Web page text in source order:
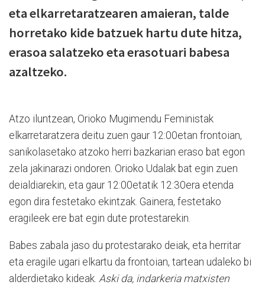
eta elkarretaratzearen amaieran, talde
horretako kide batzuek hartu dute hitza,
erasoa salatzeko eta erasotuari babesa
azaltzeko.
Atzo iluntzean, Orioko Mugimendu Feministak
elkarretaratzera deitu zuen gaur 12:00etan frontoian,
sanikolasetako atzoko herri bazkarian eraso bat egon
zela jakinarazi ondoren. Orioko Udalak bat egin zuen
deialdiarekin, eta gaur 12:00etatik 12:30era etenda
egon dira festetako ekintzak. Gainera, festetako
eragileek ere bat egin dute protestarekin.
Babes zabala jaso du protestarako deiak, eta herritar
eta eragile ugari elkartu da frontoian, tartean udaleko bi
alderdietako kideak. Aski da, indarkeria matxisten